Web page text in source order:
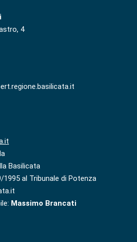
4
Basilicata
1995 al Tribunale di Potenza
Massimo Brancati